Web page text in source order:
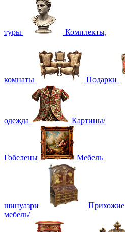
туры Комплекты,
комнаты Подарки
одежда Картины/
Гобелены Мебель
шинуазри Прихожие
мебель/